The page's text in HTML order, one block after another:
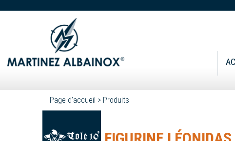
Page d'accueil > Produits